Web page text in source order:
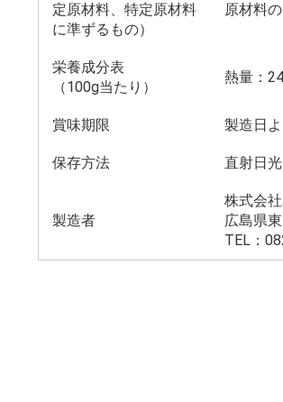
定原材料、特定原材料
に準ずるもの）
原材料
栄養成分表
（100g当たり）
熱量：
賞味期限 製造日
保存方法 直射日
製造者
株式会
広島県
TEL：